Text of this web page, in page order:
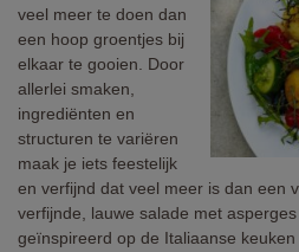
veel meer te doen dan
een hoop groentjes bij
elkaar te gooien. Door
allerlei smaken,
ingrediënten en
structuren te variëren
maak je iets feestelijk
en verfijnd dat veel meer is dan een
verfijnde, lauwe salade met
geïnspireerd op de Italiaanse